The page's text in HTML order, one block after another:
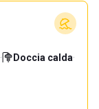
· Doccia calda·